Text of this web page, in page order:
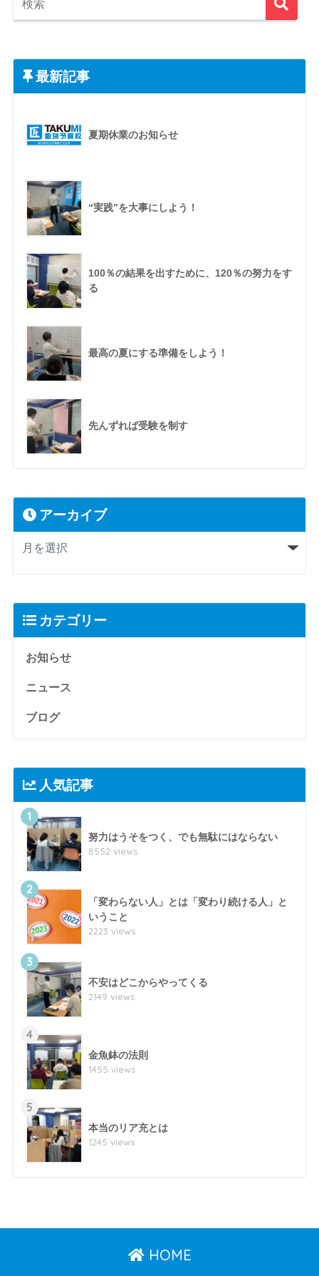
最新記事
夏期休業のお知らせ
“実践”を大事にしよう！
100％の結果を出すために、120％の努力をす
る
最高の夏にする準備をしよう！
先んずれば受験を制す
アーカイブ
カテゴリー
お知らせ
ニュース
ブログ
人気記事
1
努力はうそをつく、でも無駄にはならない
8552 views
2
「変わらない人」とは「変わり続ける人」と
いうこと
2223 views
3
不安はどこからやってくる
2149 views
4
金魚鉢の法則
1455 views
5
本当のリア充とは
1245 views
HOME